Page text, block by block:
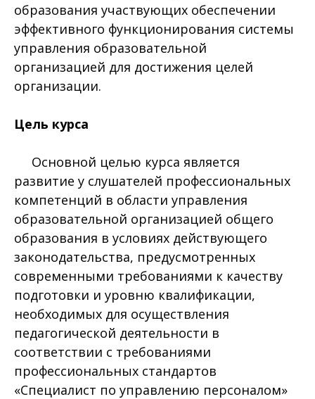
образования участвующих обеспечении
эффективного функционирования системы
управления образовательной
организацией для достижения целей
организации.
Цель курса
Основной целью курса является
развитие у слушателей профессиональных
компетенций в области управления
образовательной организацией общего
образования в условиях действующего
законодательства, предусмотренных
современными требованиями к качеству
подготовки и уровню квалификации,
необходимых для осуществления
педагогической деятельности в
соответствии с требованиями
профессиональных стандартов
«Специалист по управлению персоналом»